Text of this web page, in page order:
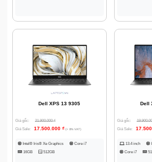
Dell XPS 13 9305
Giá gốc: 21.900.000₫
Giá Sale:
17.500.000 ₫ (+ 8% VAT)
Intel® Iris® Xe Graphics
Core i7
16GB
512GB
Dell
Giá gốc:
Giá Sale:
13.4 inch
Core i7